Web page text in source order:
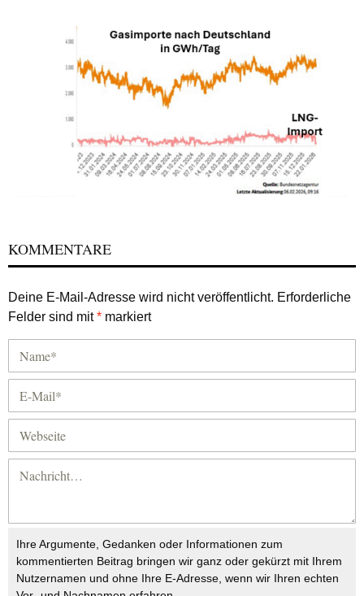
KOMMENTARE
Deine E-Mail-Adresse wird nicht veröffentlicht. Erforderliche
Felder sind mit* markiert
Ihre Argumente, Gedanken oder Informationen zum
kommentierten Beitrag bringen wir ganz oder gekürzt mit Ihrem
Nutzernamen und ohne Ihre E-Adresse, wenn wir Ihren echten